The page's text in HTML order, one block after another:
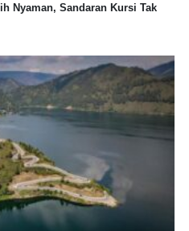
Nyaman, Sandaran Kursi Tak